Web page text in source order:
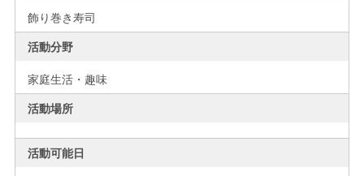
飾り巻き寿司
活動分野
家庭生活・趣味
活動場所
活動可能日